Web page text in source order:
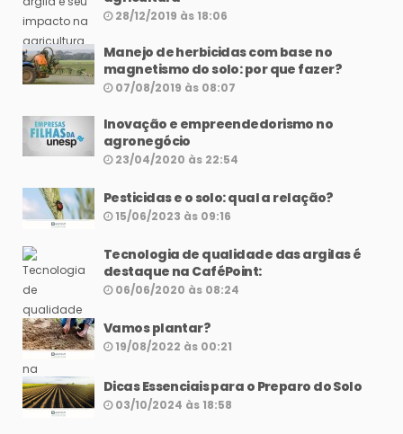
28/12/2019 às 18:06
Manejo de herbicidas com base no
magnetismo do solo: por que fazer?
07/08/2019 às 08:07
Inovação e empreendedorismo no
agronegócio
23/04/2020 às 22:54
Pesticidas e o solo: qual a relação?
15/06/2023 às 09:16
Tecnologia de qualidade das argilas é
destaque na CaféPoint:
06/06/2020 às 08:24
Vamos plantar?
19/08/2022 às 00:21
Dicas Essenciais para o Preparo do Solo
03/10/2024 às 18:58